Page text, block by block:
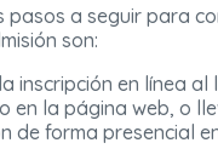
pasos a seguir para
son:
inscripción en línea al
en la página web, o
de forma presencial